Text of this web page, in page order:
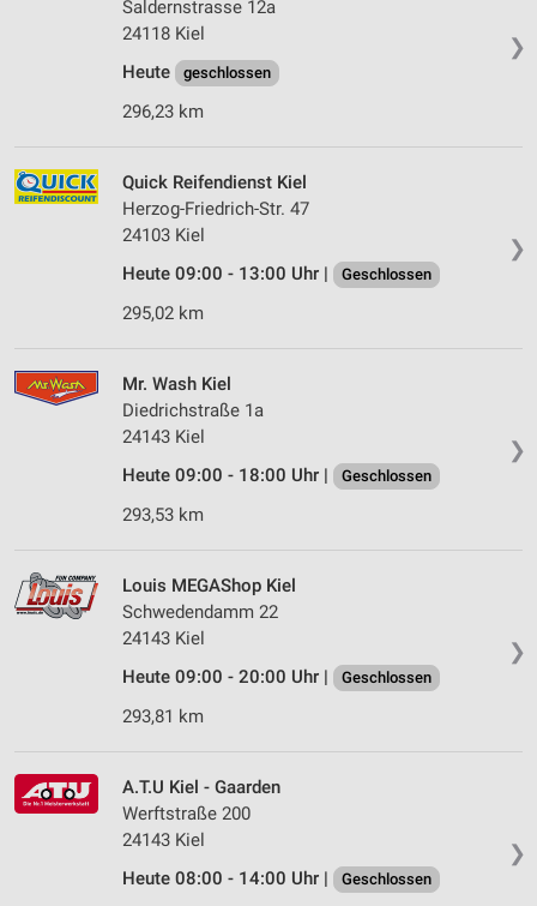
❯
Saldernstrasse 12a
24118 Kiel
Heute
geschlossen
296,23 km
❯
Quick Reifendienst Kiel
Herzog-Friedrich-Str. 47
24103 Kiel
Heute 09:00 - 13:00 Uhr |
Geschlossen
295,02 km
❯
Mr. Wash Kiel
Diedrichstraße 1a
24143 Kiel
Heute 09:00 - 18:00 Uhr |
Geschlossen
293,53 km
❯
Louis MEGAShop Kiel
Schwedendamm 22
24143 Kiel
Heute 09:00 - 20:00 Uhr |
Geschlossen
293,81 km
❯
A.T.U Kiel - Gaarden
Werftstraße 200
24143 Kiel
Heute 08:00 - 14:00 Uhr |
Geschlossen